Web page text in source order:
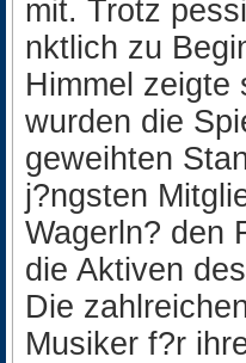
mit. Trotz
nktlich zu
Himmel zeigte
wurden die
geweihten
j?ngsten
Wagerln? den
die Aktiven
Die
Musiker f?r